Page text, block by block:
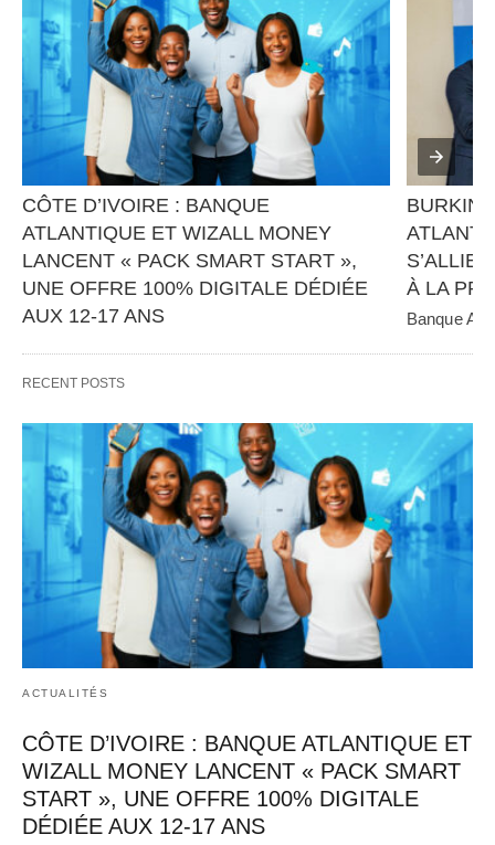
CÔTE D’IVOIRE : BANQUE
ATLANTIQUE ET WIZALL MONEY
LANCENT « PACK SMART START »,
UNE OFFRE 100% DIGITALE DÉDIÉE
AUX 12-17 ANS
d’inclusion financière avec…
À LA
Banque
RECENT POSTS
ACTUALITÉS
CÔTE D’IVOIRE : BANQUE ATLANTIQUE ET
WIZALL MONEY LANCENT « PACK SMART
START », UNE OFFRE 100% DIGITALE
DÉDIÉE AUX 12-17 ANS